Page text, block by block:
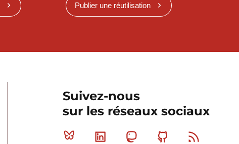
Publier une réutilisation
Suivez-nous
sur les réseaux sociaux
Bluesky Linkedin MastodonGithub